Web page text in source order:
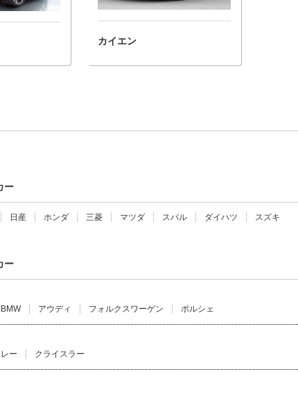
カイエン
ー
日産 ホンダ 三菱 マツダ スバル ダイハツ スズキ
ー
BMW アウディ フォルクスワーゲン ポルシェ
ー クライスラー